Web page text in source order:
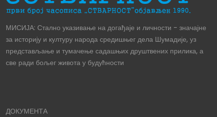
МИСИЈА: Стално указивање на догађаје и личности - значајне
за историју и културу народа средишњег дела Шумадије, уз
представљање и тумачење садашњих друштвених прилика, а
све ради бољег живота у будућности
ДОКУМЕНТА